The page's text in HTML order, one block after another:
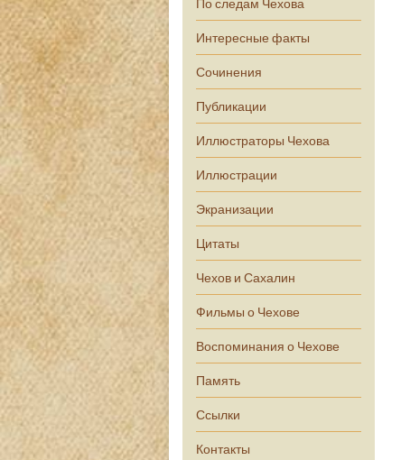
По следам Чехова
Интересные факты
Сочинения
Публикации
Иллюстраторы Чехова
Иллюстрации
Экранизации
Цитаты
Чехов и Сахалин
Фильмы о Чехове
Воспоминания о Чехове
Память
Ссылки
Контакты